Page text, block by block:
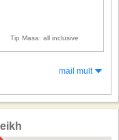
de cladire,
Tip Masa: all inclusive
mail mult